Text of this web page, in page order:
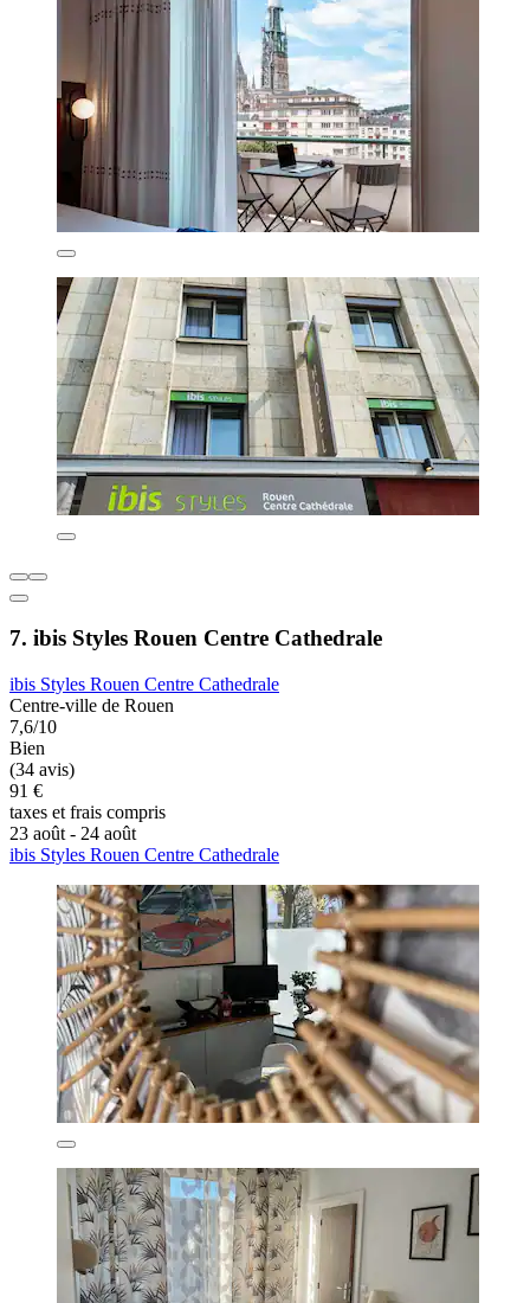
7. ibis Styles Rouen Centre Cathedrale
ibis Styles Rouen Centre Cathedrale
Centre-ville de Rouen
7,6/10
Bien
(34 avis)
91 €
taxes et frais compris
23 août - 24 août
ibis Styles Rouen Centre Cathedrale